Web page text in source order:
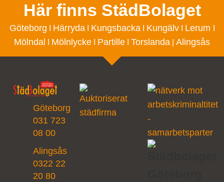
Här finns StädBolaget
Göteborg HärrydaI KungsbackaI KungälvI Lerum
Mölndal Mölnlycke Partille Torslanda Alingsås
Göteborg
031 723
08 00
Alingsås
0322 22
20 80